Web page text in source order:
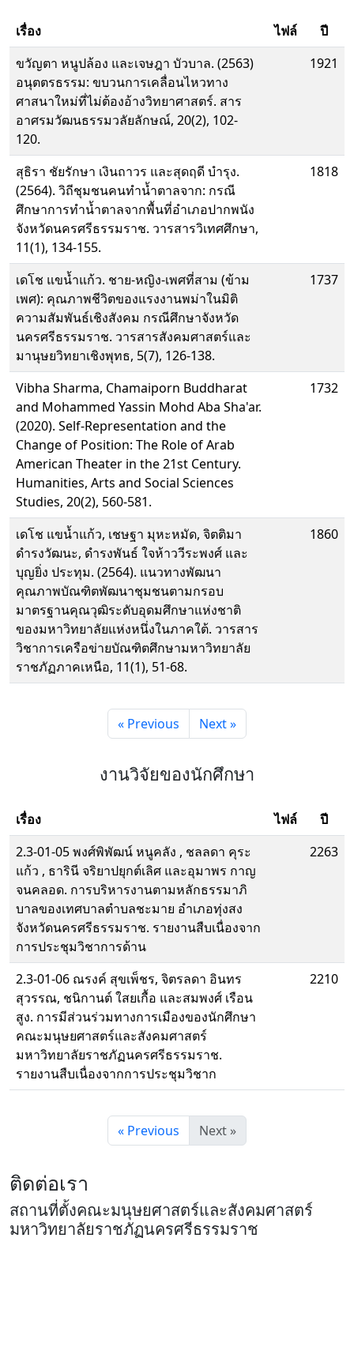
เรื่อง ไฟล์
ปี
ขวัญตา หนูปล้อง และเจษฎา บัวบาล. (2563)
อนุตตรธรรม: ขบวนการเคลื่อนไหวทาง
ศาสนาใหม่ที่ไม่ต้องอ้างวิทยาศาสตร์. สาร
อาศรมวัฒนธรรมวลัยลักษณ์, 20(2), 102-
120.
1921
สุธิรา ชัยรักษา เงินถาวร และสุดฤดี บำรุง.
(2564). วิถีชุมชนคนทําน้ำตาลจาก: กรณี
ศึกษาการทําน้ำตาลจากพื้นที่อําเภอปากพนัง
จังหวัดนครศรีธรรมราช. วารสารวิเทศศึกษา,
11(1), 134-155.
1818
เดโช แขน้ำแก้ว. ชาย-หญิง-เพศที่สาม (ข้าม
เพศ): คุณภาพชีวิตของแรงงานพม่าในมิติ
ความสัมพันธ์เชิงสังคม กรณีศึกษาจังหวัด
นครศรีธรรมราช. วารสารสังคมศาสตร์และ
มานุษยวิทยาเชิงพุทธ, 5(7), 126-138.
1737
Vibha Sharma, Chamaiporn Buddharat
and Mohammed Yassin Mohd Aba Sha'ar.
(2020). Self-Representation and the
Change of Position: The Role of Arab
American Theater in the 21st Century.
Humanities, Arts and Social Sciences
Studies, 20(2), 560-581.
1732
เดโช แขน้ำแก้ว, เชษฐา มุหะหมัด, จิตติมา
ดำรงวัฒนะ, ดำรงพันธ์ ใจห้าววีระพงศ์ และ
บุญยิ่ง ประทุม. (2564). แนวทางพัฒนา
คุณภาพบัณฑิตพัฒนาชุมชนตามกรอบ
มาตรฐานคุณวุฒิระดับอุดมศึกษาแห่งชาติ
ของมหาวิทยาลัยแห่งหนึ่งในภาคใต้. วารสาร
วิชาการเครือข่ายบัณฑิตศึกษามหาวิทยาลัย
ราชภัฏภาคเหนือ, 11(1), 51-68.
1860
« Previous Next »
งานวิจัยของนักศึกษา
เรื่อง ไฟล์
ปี
2.3-01-05 พงศ์พิพัฒน์ หนูคลัง , ชลลดา คุระ
แก้ว , ธารินี จริยาปยุกต์เลิศ และอุมาพร กาญ
จนคลอด. การบริหารงานตามหลักธรรมาภิ
บาลของเทศบาลตำบลชะมาย อำเภอทุ่งสง
จังหวัดนครศรีธรรมราช. รายงานสืบเนื่องจาก
การประชุมวิชาการด้าน
2263
2.3-01-06 ณรงค์ สุขเพ็ชร, จิตรลดา อินทร
สุวรรณ, ชนิกานต์ ใสยเกื้อ และสมพงศ์ เรือน
สูง. การมีส่วนร่วมทางการเมืองของนักศึกษา
คณะมนุษยศาสตร์และสังคมศาสตร์
มหาวิทยาลัยราชภัฏนครศรีธรรมราช.
รายงานสืบเนื่องจากการประชุมวิชาก
2210
« Previous Next »
ติดต่อเรา
สถานที่ตั้งคณะมนุษยศาสตร์และสังคมศาสตร์
มหาวิทยาลัยราชภัฏนครศรีธรรมราช